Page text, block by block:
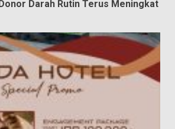
Darah Rutin Terus Meningkat